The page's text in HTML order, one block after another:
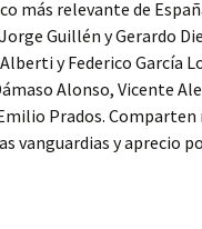
más relevante de
Guillén y Gerardo
y Federico García
Alonso, Vicente
Prados. Comparten
vanguardias y aprecio